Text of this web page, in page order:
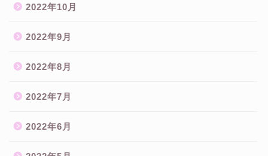
2022年10月
2022年9月
2022年8月
2022年7月
2022年6月